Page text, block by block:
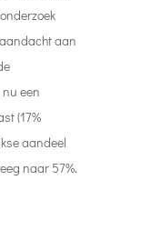
aan
een
(17%
aandeel
naar 57%.